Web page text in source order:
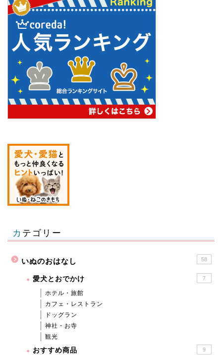
カテゴリー
いぬのおはなし 58
愛犬とおでかけ 7
ホテル・旅館
カフェ・レストラン
ドッグラン
神社・お寺
観光
おすすめ商品 9